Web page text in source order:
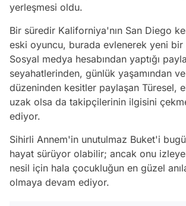
yerleşmesi oldu.
Bir süredir Kaliforniya'nın San Diego
eski oyuncu, burada evlenerek yeni bir
Sosyal medya hesabından yaptığı
seyahatlerinden, günlük yaşamından
düzeninden kesitler paylaşan Türesel,
uzak olsa da takipçilerinin ilgisini
ediyor.
Sihirli Annem'in unutulmaz Buket'i
hayat sürüyor olabilir; ancak onu
nesil için hala çocukluğun en güzel
olmaya devam ediyor.